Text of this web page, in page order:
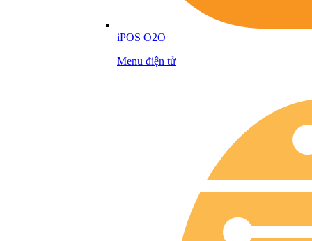
iPOS O2O
Menu điện tử